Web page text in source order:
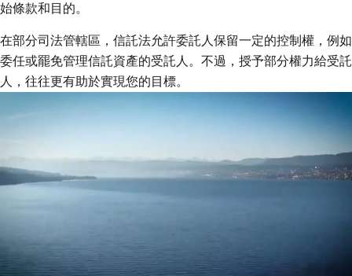
始條款和目的。
在部分司法管轄區，信託法允許委託人保留一定的控制權，例如
委任或罷免管理信託資產的受託人。不過，授予部分權力給受託
人，往往更有助於實現您的目標。